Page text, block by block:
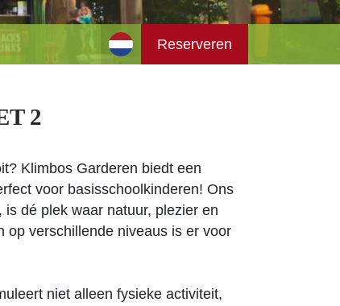
Reserveren
2
Klimbos Garderen biedt een
voor basisschoolkinderen! Ons
dé plek waar natuur, plezier en
op verschillende niveaus is er voor
niet alleen fysieke activiteit,